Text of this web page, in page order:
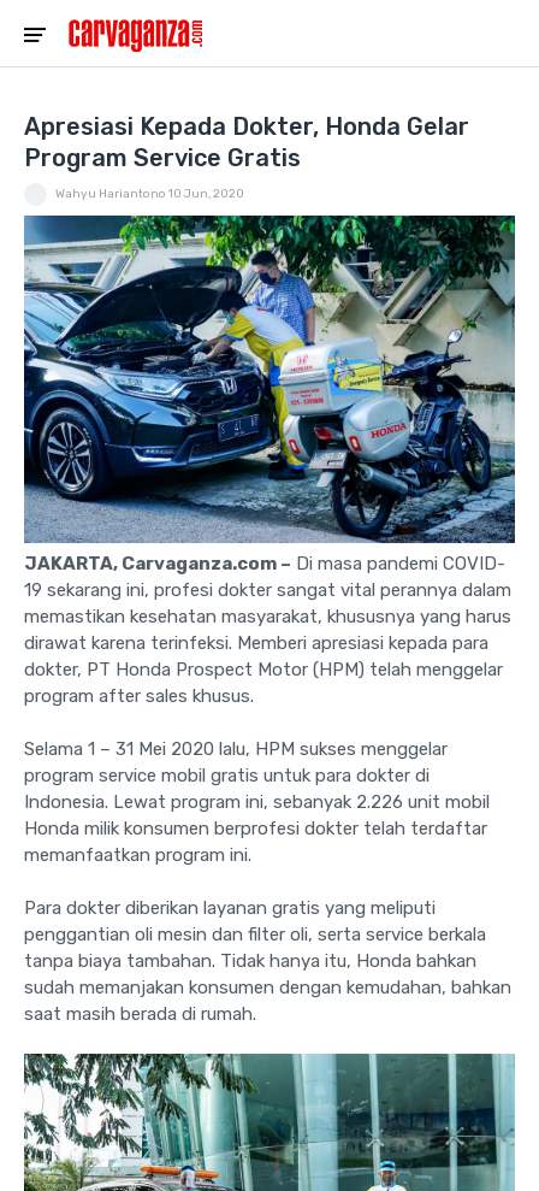
Apresiasi Kepada Dokter, Honda Gelar
Program Service Gratis
Wahyu Hariantono 10 Jun, 2020
JAKARTA, Carvaganza.com – Di masa pandemi COVID-
19 sekarang ini, profesi dokter sangat vital perannya dalam
memastikan kesehatan masyarakat, khususnya yang harus
dirawat karena terinfeksi. Memberi apresiasi kepada para
dokter, PT Honda Prospect Motor (HPM) telah menggelar
program after sales khusus.
Selama 1 – 31 Mei 2020 lalu, HPM sukses menggelar
program service mobil gratis untuk para dokter di
Indonesia. Lewat program ini, sebanyak 2.226 unit mobil
Honda milik konsumen berprofesi dokter telah terdaftar
memanfaatkan program ini.
Para dokter diberikan layanan gratis yang meliputi
penggantian oli mesin dan filter oli, serta service berkala
tanpa biaya tambahan. Tidak hanya itu, Honda bahkan
sudah memanjakan konsumen dengan kemudahan, bahkan
saat masih berada di rumah.